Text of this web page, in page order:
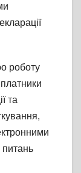
роботу
та